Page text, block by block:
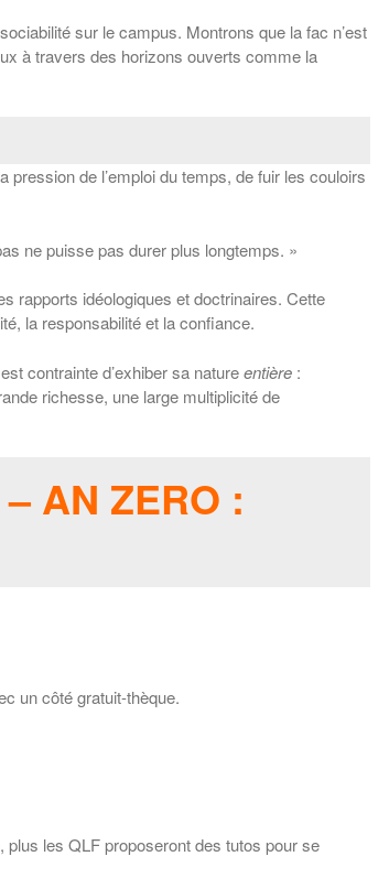
sur le campus. Montrons que la fac n’est
à travers des horizons ouverts comme la
pression de l’emploi du temps, de fuir les couloirs
ne puisse pas durer plus longtemps. »
rapports idéologiques et doctrinaires. Cette
la responsabilité et la confiance.
contrainte d’exhiber sa natureentière:
richesse, une large multiplicité de
AN ZERO :
un côté gratuit-thèque.
les QLF proposeront des tutos pour se